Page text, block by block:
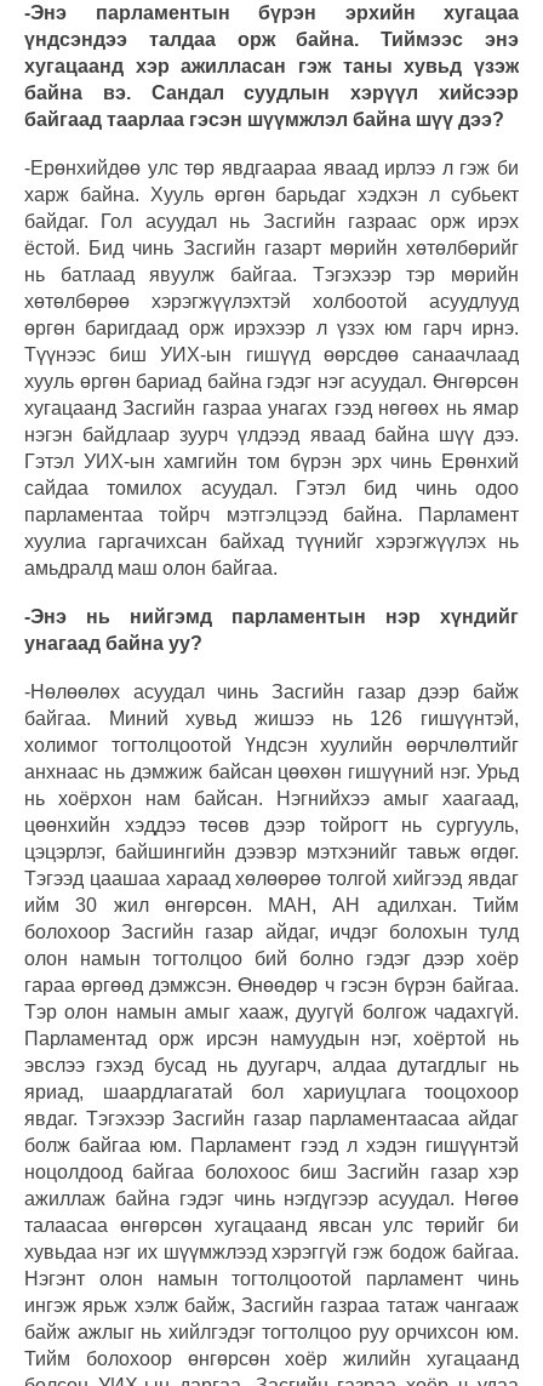
-Энэ парламентын бүрэн эрхийн хугацаа
үндсэндээ талдаа орж байна. Тиймээс энэ
хугацаанд хэр ажилласан гэж таны хувьд үзэж
байна вэ. Сандал суудлын хэрүүл хийсээр
байгаад таарлаа гэсэн шүүмжлэл байна шүү дээ?
-Ерөнхийдөө улс төр явдгаараа яваад ирлээ л гэж би
харж байна. Хууль өргөн барьдаг хэдхэн л субьект
байдаг. Гол асуудал нь Засгийн газраас орж ирэх
ёстой. Бид чинь Засгийн газарт мөрийн хөтөлбөрийг
нь батлаад явуулж байгаа. Тэгэхээр тэр мөрийн
хөтөлбөрөө хэрэгжүүлэхтэй холбоотой асуудлууд
өргөн баригдаад орж ирэхээр л үзэх юм гарч ирнэ.
Түүнээс биш УИХ-ын гишүүд өөрсдөө санаачлаад
хууль өргөн бариад байна гэдэг нэг асуудал. Өнгөрсөн
хугацаанд Засгийн газраа унагах гээд нөгөөх нь ямар
нэгэн байдлаар зуурч үлдээд яваад байна шүү дээ.
Гэтэл УИХ-ын хамгийн том бүрэн эрх чинь Ерөнхий
сайдаа томилох асуудал. Гэтэл бид чинь одоо
парламентаа тойрч мэтгэлцээд байна. Парламент
хуулиа гаргачихсан байхад түүнийг хэрэгжүүлэх нь
амьдралд маш олон байгаа.
-Энэ нь нийгэмд парламентын нэр хүндийг
унагаад байна уу?
-Нөлөөлөх асуудал чинь Засгийн газар дээр байж
байгаа. Миний хувьд жишээ нь 126 гишүүнтэй,
холимог тогтолцоотой Үндсэн хуулийн өөрчлөлтийг
анхнаас нь дэмжиж байсан цөөхөн гишүүний нэг. Урьд
нь хоёрхон нам байсан. Нэгнийхээ амыг хаагаад,
цөөнхийн хэддээ төсөв дээр тойрогт нь сургууль,
цэцэрлэг, байшингийн дээвэр мэтхэнийг тавьж өгдөг.
Тэгээд цаашаа хараад хөлөөрөө толгой хийгээд явдаг
ийм 30 жил өнгөрсөн. МАН, АН адилхан. Тийм
болохоор Засгийн газар айдаг, ичдэг болохын тулд
олон намын тогтолцоо бий болно гэдэг дээр хоёр
гараа өргөөд дэмжсэн. Өнөөдөр ч гэсэн бүрэн байгаа.
Тэр олон намын амыг хааж, дуугүй болгож чадахгүй.
Парламентад орж ирсэн намуудын нэг, хоёртой нь
эвслээ гэхэд бусад нь дуугарч, алдаа дутагдлыг нь
яриад, шаардлагатай бол хариуцлага тооцохоор
явдаг. Тэгэхээр Засгийн газар парламентаасаа айдаг
болж байгаа юм. Парламент гээд л хэдэн гишүүнтэй
ноцолдоод байгаа болохоос биш Засгийн газар хэр
ажиллаж байна гэдэг чинь нэгдүгээр асуудал. Нөгөө
талаасаа өнгөрсөн хугацаанд явсан улс төрийг би
хувьдаа нэг их шүүмжлээд хэрэггүй гэж бодож байгаа.
Нэгэнт олон намын тогтолцоотой парламент чинь
ингэж ярьж хэлж байж, Засгийн газраа татаж чангааж
байж ажлыг нь хийлгэдэг тогтолцоо руу орчихсон юм.
Тийм болохоор өнгөрсөн хоёр жилийн хугацаанд